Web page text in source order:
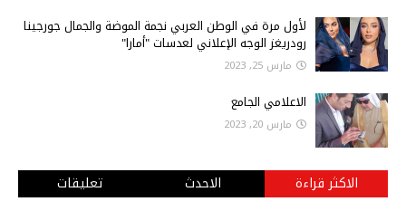
لأول مرة في الوطن العربي نجمة الموضة والجمال جورجينا
رودريغز الوجه الإعلاني لعدسات "أمارا"
مارس 25, 2023
الاعلامي الجامع
مارس 20, 2023
الاكثر قراءة الاحدث تعليقات